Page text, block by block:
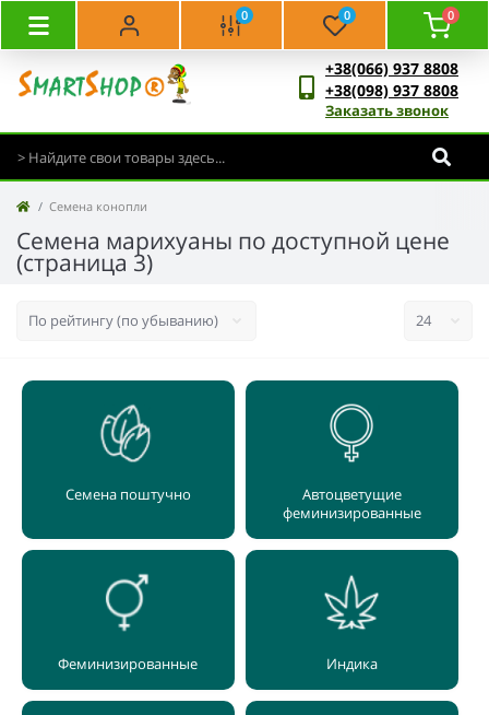
0 0 0
+38(066) 937 8808
+38(098) 937 8808
Заказать звонок
Семена конопли
Семена марихуаны по доступной цене
(страница 3)
Семена поштучно
Автоцветущие
феминизированные
Феминизированные Индика